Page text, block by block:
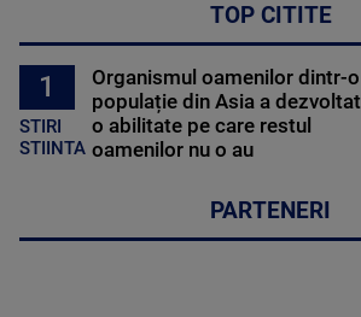
TOP CITITE
1
STIRI
STIINTA
Organismul oamenilor dintr-o
populație din Asia a dezvoltat
o abilitate pe care restul
oamenilor nu o au
PARTENERI